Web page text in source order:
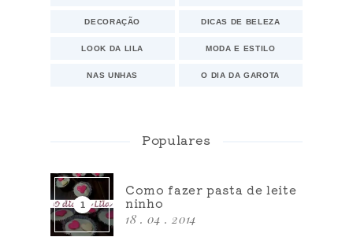
DECORAÇÃO DICAS DE BELEZA
LOOK DA LILA MODA E ESTILO
NAS UNHAS O DIA DA GAROTA
Populares
Como fazer pasta de leite
ninho
18 . 04 . 2014